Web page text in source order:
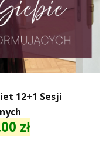
12+1 Sesji
złAktualna